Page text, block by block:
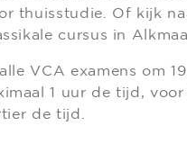
thuisstudie. Of kijk
cursus in
VCA examens om
1 uur de tijd, voor
de tijd.